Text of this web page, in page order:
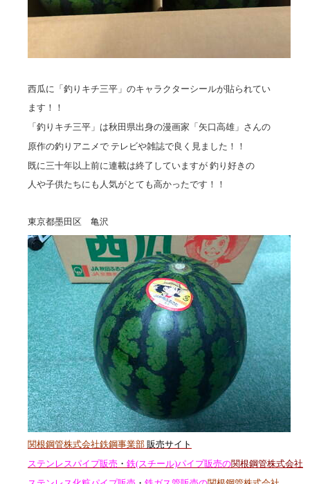
西瓜に「釣りキチ三平」のキャラクターシールが貼られてい
ます！！
「釣りキチ三平」は秋田県出身の漫画家「矢口高雄」さんの
原作の釣りアニメで テレビや雑誌で良く見ました！！
既に三十年以上前に連載は終了していますが 釣り好きの
人や子供たちにも人気がとても高かったです！！
東京都墨田区 亀沢
関根鋼管株式会社鉄鋼事業部 販売サイト
ステンレスパイプ販売 ・ 鉄(スチール)パイプ販売の関根鋼管株式会社